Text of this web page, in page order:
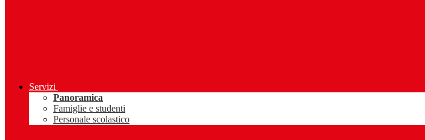
Servizi
Panoramica
Famiglie e studenti
Personale scolastico